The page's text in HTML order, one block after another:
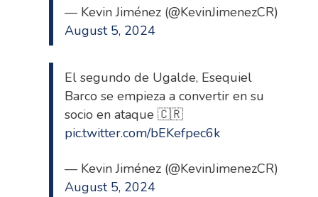
— Kevin Jiménez (@KevinJimenezCR)
August 5, 2024
El segundo de Ugalde, Esequiel
Barco se empieza a convertir en su
socio en ataque 🇨🇷
pic.twitter.com/bEKefpec6k
— Kevin Jiménez (@KevinJimenezCR)
August 5, 2024